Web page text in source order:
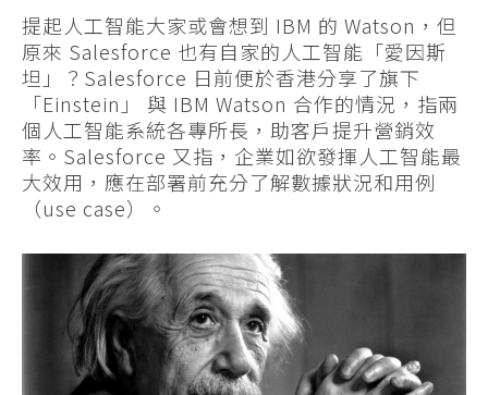
提起人工智能大家或會想到 IBM 的 Watson，但
原來 Salesforce 也有自家的人工智能「愛因斯
坦」？Salesforce 日前便於香港分享了旗下
「Einstein」 與 IBM Watson 合作的情況，指兩
個人工智能系統各專所長，助客戶提升營銷效
率。Salesforce 又指，企業如欲發揮人工智能最
大效用，應在部署前充分了解數據狀況和用例
（use case）。